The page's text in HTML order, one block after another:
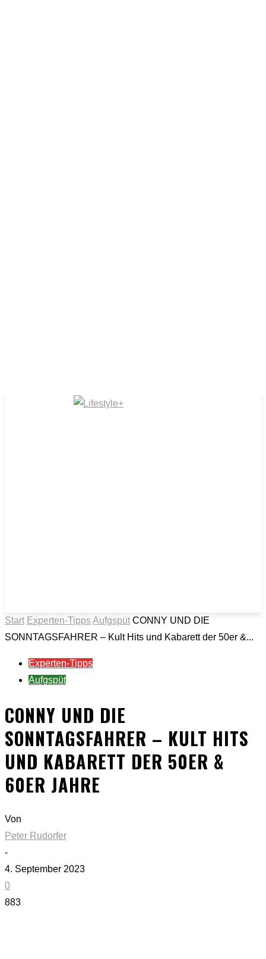
Start Experten-TippsAufgspüt CONNY UND DIE
SONNTAGSFAHRER – Kult Hits und Kabarett der 50er &...
Experten-Tipps
Aufgspüt
CONNY UND DIE
SONNTAGSFAHRER – KULT HITS
UND KABARETT DER 50ER &
60ER JAHRE
Von
Peter Rudorfer
-
4. September 2023
0
883